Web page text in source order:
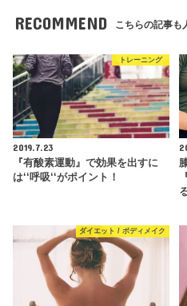
RECOMMEND こちらの記事も
トレーニング
2019.7.23
『有酸素運動』で効果を出すに
は‘‘呼吸‘‘がポイント！
ダイエット / ボディメイク